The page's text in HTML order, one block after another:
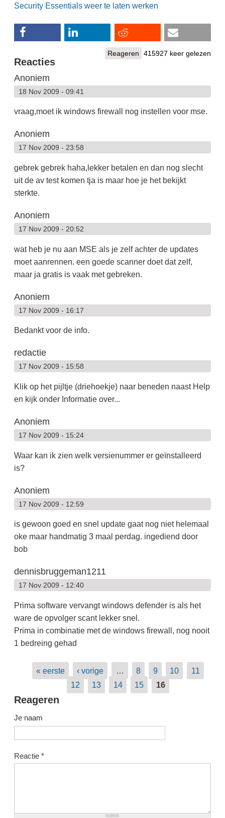
Security Essentials weer te laten werken
Reageren 415927 keer gelezen
Reacties
Anoniem
18 Nov 2009 - 09:41
vraag,moet ik windows firewall nog instellen voor mse.
Anoniem
17 Nov 2009 - 23:58
gebrek gebrek haha,lekker betalen en dan nog slecht
uit de av test komen tja is maar hoe je het bekijkt
sterkte.
Anoniem
17 Nov 2009 - 20:52
wat heb je nu aan MSE als je zelf achter de updates
moet aanrennen. een goede scanner doet dat zelf,
maar ja gratis is vaak met gebreken.
Anoniem
17 Nov 2009 - 16:17
Bedankt voor de info.
redactie
17 Nov 2009 - 15:58
Klik op het pijltje (driehoekje) naar beneden naast Help
en kijk onder Informatie over...
Anoniem
17 Nov 2009 - 15:24
Waar kan ik zien welk versienummer er geïnstalleerd
is?
Anoniem
17 Nov 2009 - 12:59
is gewoon goed en snel update gaat nog niet helemaal
oke maar handmatig 3 maal perdag. ingediend door
bob
dennisbruggeman1211
17 Nov 2009 - 12:40
Prima software vervangt windows defender is als het
ware de opvolger scant lekker snel.
Prima in combinatie met de windows firewall, nog nooit
1 bedreing gehad
Pagina's
« eerste ‹ vorige … 8 9 10
11
12
13 14 15 16
Reageren
Je naam
Reactie *